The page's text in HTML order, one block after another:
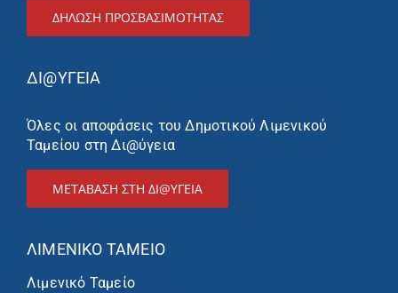
ΔΉΛΩΣΗ ΠΡΟΣΒΑΣΙΜΌΤΗΤΑΣ
ΔΙ@ΥΓΕΙΑ
Όλες οι αποφάσεις του Δημοτικού Λιμενικού
Ταμείου στη Δι@ύγεια
ΜΕΤΑΒΑΣΗ ΣΤΗ ΔΙ@ΥΓΕΙΑ
ΛΙΜΕΝΙΚΌ ΤΑΜΕΊΟ
Λιμενικό Ταμείο